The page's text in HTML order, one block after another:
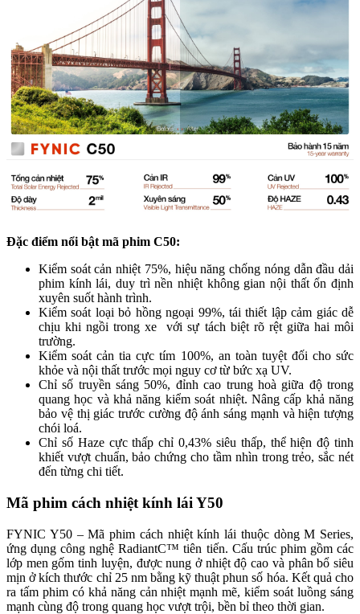
Đặc điểm nổi bật mã phim C50:
Kiểm soát cản nhiệt 75%, hiệu năng chống nóng dẫn đầu dải
phim kính lái, duy trì nền nhiệt không gian nội thất ổn định
xuyên suốt hành trình.
Kiểm soát loại bỏ hồng ngoại 99%, tái thiết lập cảm giác dễ
chịu khi ngồi trong xe với sự tách biệt rõ rệt giữa hai môi
trường.
Kiểm soát cản tia cực tím 100%, an toàn tuyệt đối cho sức
khỏe và nội thất trước mọi nguy cơ từ bức xạ UV.
Chỉ số truyền sáng 50%, đỉnh cao trung hoà giữa độ trong
quang học và khả năng kiểm soát nhiệt. Nâng cấp khả năng
bảo vệ thị giác trước cường độ ánh sáng mạnh và hiện tượng
chói loá.
Chỉ số Haze cực thấp chỉ 0,43% siêu thấp, thể hiện độ tinh
khiết vượt chuẩn, bảo chứng cho tầm nhìn trong trẻo, sắc nét
đến từng chi tiết.
Mã phim cách nhiệt kính lái Y50
FYNIC Y50 – Mã phim cách nhiệt kính lái thuộc dòng M Series,
ứng dụng công nghệ RadiantC™ tiên tiến. Cấu trúc phim gồm các
lớp men gốm tinh luyện, được nung ở nhiệt độ cao và phân bổ siêu
mịn ở kích thước chỉ 25 nm bằng kỹ thuật phun số hóa. Kết quả cho
ra tấm phim có khả năng cản nhiệt mạnh mẽ, kiểm soát luồng sáng
mạnh cùng độ trong quang học vượt trội, bền bỉ theo thời gian.